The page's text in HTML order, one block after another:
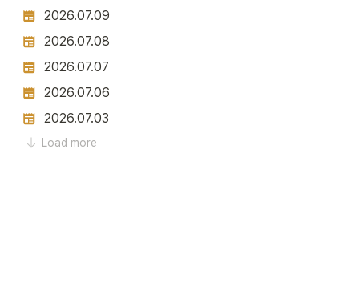
2026.07.09
2026.07.08
2026.07.07
2026.07.06
2026.07.03
Load more